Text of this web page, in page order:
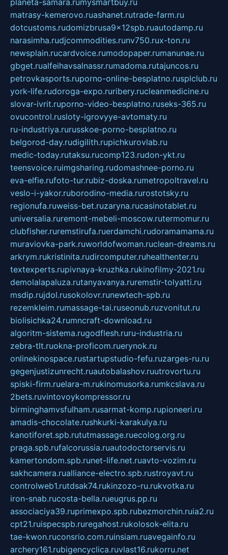
planeta-samara.rumysmartbuy.ru
matrasy-kemerovo.ruashanet.rutrade-farm.ru
dotcustoms.rudomizbrusa9x12spb.ruautodamp.ru
narasimha.rudjcommodities.runv750.rux-ton.ru
newsplain.rucardvoice.rumodopaper.rumanunae.ru
gbget.rualfeihavsalnassr.rumadoma.rutajuncos.ru
petrovkasports.ruporno-online-besplatno.rusplclub.ru
york-life.rudoroga-expo.ruribery.rucleanmedicine.ru
slovar-ivrit.ruporno-video-besplatno.ruseks-365.ru
ovucontrol.rusloty-igrovyye-avtomaty.ru
ru-industriya.rurusskoe-porno-besplatno.ru
belgorod-day.rudigilith.rupichkurovlab.ru
medic-today.rutaksu.rucomp123.rudon-ykt.ru
teensvoice.ruimgsharing.rudomashnee-porno.ru
eva-elfie.rufoto-tur.rubiz-doska.rumetropoltravel.ru
veslo-i-yakor.ruborodino-media.rurostotsky.ru
regionufa.ruweiss-bet.ruzaryna.rucasinotablet.ru
universalia.ruremont-mebeli-moscow.rutermomur.ru
clubfisher.ruremstirufa.ruerdamchi.rudoramamama.ru
muraviovka-park.ruworldofwoman.ruclean-dreams.ru
arkrym.rukristinita.rudircomputer.ruhealthenter.ru
textexperts.rupivnaya-kruzhka.rukinofilmy-2021.ru
demolalapaluza.rutanyavanya.ruremstir-tolyatti.ru
msdip.rujdol.rusokolovr.runewtech-spb.ru
rezemkleim.rumassage-tai.ruseonub.ruzvonitut.ru
biolisichka24.rumncraft-download.ru
algoritm-sistema.rugodflesh.ruru-industria.ru
zebra-tlt.ruokna-proficom.ruerynok.ru
onlinekinospace.rustartupstudio-fefu.ruzarges-ru.ru
gegenjustizunrecht.ruautobalashov.ruutrovortu.ru
spiski-firm.ruelara-m.rukinomusorka.rumkcslava.ru
2bets.ruvintovoykompressor.ru
birminghamvsfulham.rusarmat-komp.rupioneeri.ru
amadis-chocolate.rushkurki-karakulya.ru
kanotiforet.spb.rututmassage.ruecolog.org.ru
praga.spb.rufalcorussia.ruautodoctorservis.ru
kamertondom.spb.runet-life.net.ruavto-vozim.ru
sakhcamera.rualliance-electro.spb.rustroyavt.ru
controlweb1.rutdsak74.rukinzozo-ru.rukvotka.ru
iron-snab.rucosta-bella.rueugrus.pp.ru
associaciya39.ruprimexpo.spb.rubezmorchin.ruia2.ru
cpt21.ruispecspb.ruregahost.rukolosok-elita.ru
tae-kwon.ruconsrio.com.ruinsiam.ruavegainfo.ru
archery161.rubigencyclica.ruvlast16.rukorru.net